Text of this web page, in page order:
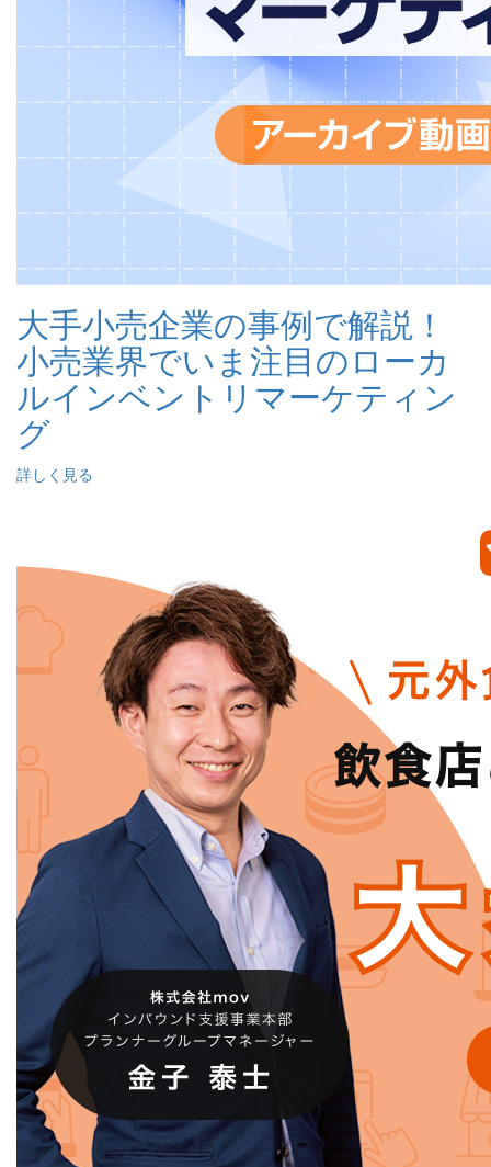
大手小売企業の事例で解説！
小売業界でいま注目のローカ
ルインベントリマーケティン
グ
詳しく見る